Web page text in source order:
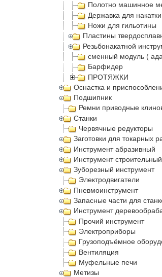
Полотно машинное
Державка для
Ножи для гильотины
Пластины
Резьбонакатной
сменный модуль (
Барфидер
ПРОТЯЖКИ
Оснастка и
Подшипник
Ремни приводные
Станки
Червячные редукторы
Заготовки для токарных
Инструмент абразивный
Инструмент строительный
Зуборезный инструмент
Электродвигатели
Пневмоинструмент
Запасные части для
Инструмент
Прочий инструмент
Электроприборы
Грузоподъёмное
Вентиляция
Муфельные печи
Метизы